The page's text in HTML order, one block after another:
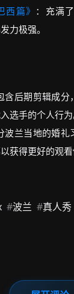
西篇》 ：充满
力极强。
后期剪辑成分
选手的个人行为
兰当地的婚礼
获得更好的观看
#波兰 #真人秀